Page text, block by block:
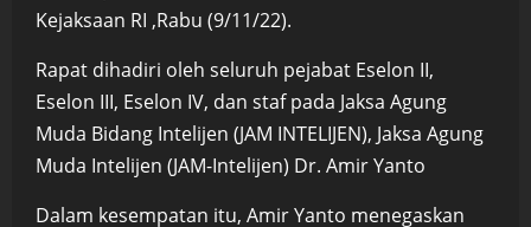
Kejaksaan RI ,Rabu (9/11/22).
Rapat dihadiri oleh seluruh pejabat Eselon II,
Eselon III, Eselon IV, dan staf pada Jaksa Agung
Muda Bidang Intelijen (JAM INTELIJEN), Jaksa Agung
Muda Intelijen (JAM-Intelijen) Dr. Amir Yanto
Dalam kesempatan itu, Amir Yanto menegaskan